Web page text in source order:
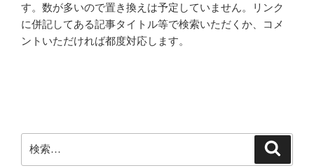
す。数が多いので置き換えは予定していません。リンク
に併記してある記事タイトル等で検索いただくか、コメ
ントいただければ都度対応します。
索: